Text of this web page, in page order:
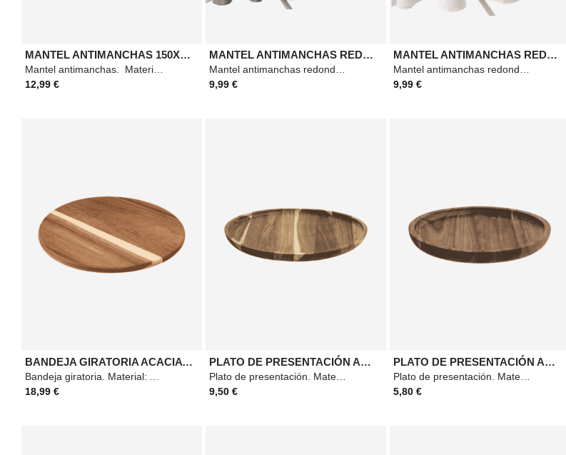
MANTEL ANTIMANCHAS 150X300 CM GRIS
12,99 €
MANTEL ANTIMANCHAS REDONDO 180 CM
9,99 €
MANTEL ANTIMANCHAS REDONDO 180CM
9,99 €
BANDEJA GIRATORIA ACACIA 30CM
18,99 €
PLATO DE PRESENTACIÓN ACACIA 30CM
Plato de presentación. Material: Acacia. Medidas: 30cm. Color: Marrón.
9,50 €
PLATO DE PRESENTACIÓN ACACIA 20CM
Plato de presentación. Material: Acacia. Medidas: 20cm. Color: Marrón.
5,80 €